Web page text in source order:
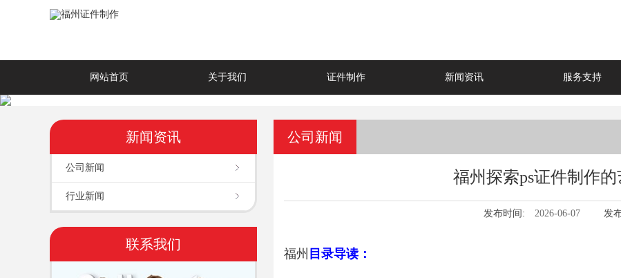
网站首页 关于我们 证件制作 新闻资讯 服务支持
新闻资讯
公司新闻
行业新闻
联系我们
公司新闻
福州探索ps证件制作
发布时间: 2026-06-07 发
福州 目录导读：